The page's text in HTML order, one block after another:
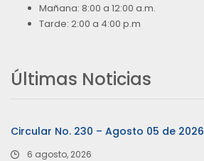
Mañana: 8:00 a 12:00 a.m.
Tarde: 2:00 a 4:00 p.m
Últimas Noticias
Circular No. 230 – Agosto 05 de 2026
6 agosto, 2026